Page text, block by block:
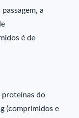
a
é de
proteínas do
(comprimidos e